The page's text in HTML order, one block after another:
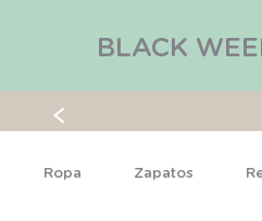
BLACK
Ropa Zapatos